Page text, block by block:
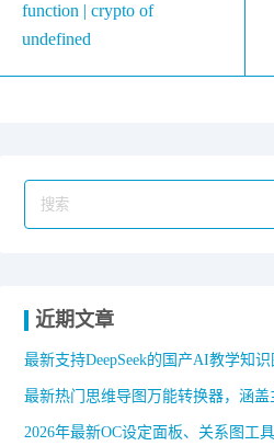
function | crypto of
undefined
近期文章
最新支持DeepSeek的国产AI教学知
最新热门思维导图万能转换器，涵
2026年最新OC设定面板、关系图工